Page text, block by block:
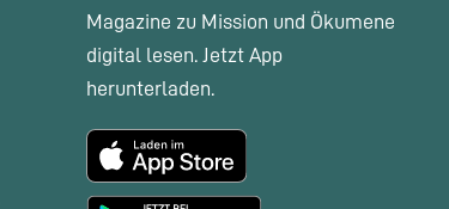
Magazine zu Mission und Ökumene
digital lesen. Jetzt App
herunterladen.